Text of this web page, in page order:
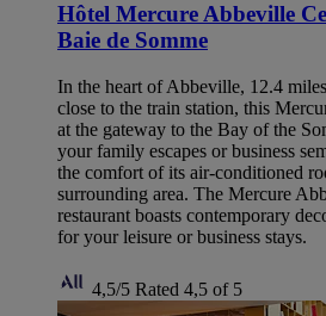
Hôtel Mercure Abbeville
Baie de Somme
In the heart of Abbeville, 12.4
close to the train station, this
at the gateway to the Bay of the
your family escapes or business
the comfort of its air-conditioned
surrounding area. The Mercure
restaurant boasts contemporary
for your leisure or business stays.
4,5/5 Rated 4,5 of 5